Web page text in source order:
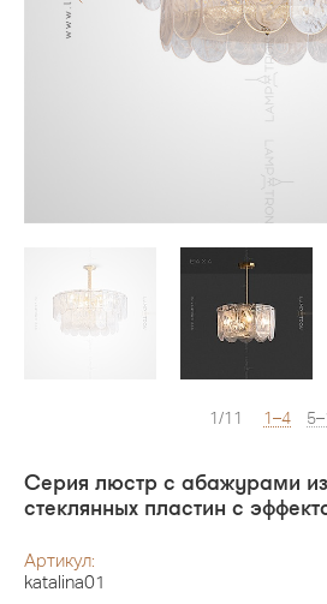
1/11 1–4
Серия люстр с абажурами
стеклянных пластин с
Артикул:
katalina01